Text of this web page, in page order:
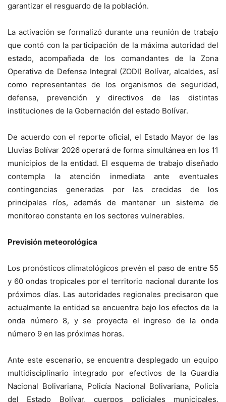
garantizar el resguardo de la población.
La activación se formalizó durante una reunión de trabajo
que contó con la participación de la máxima autoridad del
estado, acompañada de los comandantes de la Zona
Operativa de Defensa Integral (ZODI) Bolívar, alcaldes, así
como representantes de los organismos de seguridad,
defensa, prevención y directivos de las distintas
instituciones de la Gobernación del estado Bolívar.
De acuerdo con el reporte oficial, el Estado Mayor de las
Lluvias Bolívar 2026 operará de forma simultánea en los 11
municipios de la entidad. El esquema de trabajo diseñado
contempla la atención inmediata ante eventuales
contingencias generadas por las crecidas de los
principales ríos, además de mantener un sistema de
monitoreo constante en los sectores vulnerables.
Previsión meteorológica
Los pronósticos climatológicos prevén el paso de entre 55
y 60 ondas tropicales por el territorio nacional durante los
próximos días. Las autoridades regionales precisaron que
actualmente la entidad se encuentra bajo los efectos de la
onda número 8, y se proyecta el ingreso de la onda
número 9 en las próximas horas.
Ante este escenario, se encuentra desplegado un equipo
multidisciplinario integrado por efectivos de la Guardia
Nacional Bolivariana, Policía Nacional Bolivariana, Policía
del Estado Bolívar, cuerpos policiales municipales,